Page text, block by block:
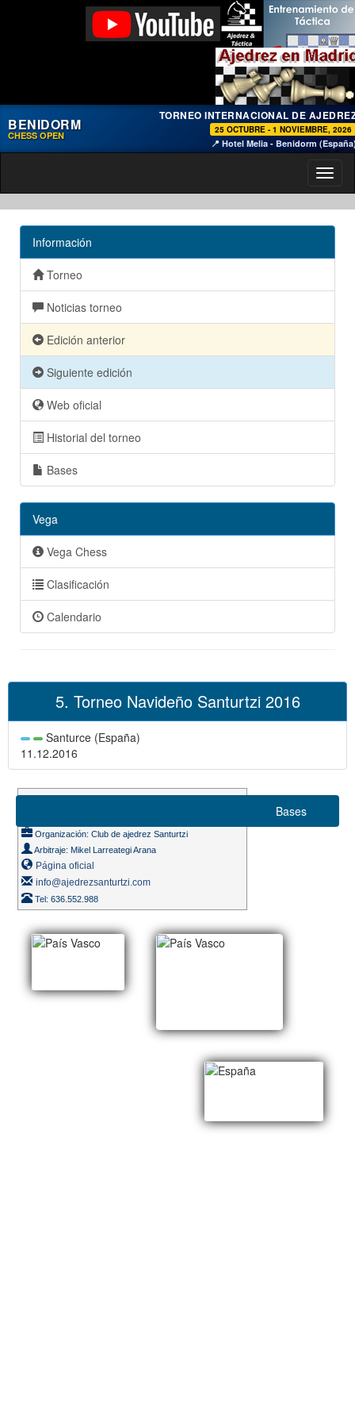
BENIDORM
CHESS OPEN
TORNEO INTERNACIONAL DE
25 OCTUBRE - 1 NOVIEMBRE, 2026
📍 Hotel Melia - Benidorm
Información
Torneo
Noticias torneo
Edición anterior
Siguiente edición
Web oficial
Historial del torneo
Bases
Vega
Vega Chess
Clasificación
Calendario
5. Torneo Navideño Santurtzi 2016
Santurce (España)
11.12.2016
Organización: Club de ajedrez Santurtzi
Arbitraje: Mikel Larreategi Arana
Página oficial
info@ajedrezsanturtzi.com
Tel: 636.552.988
Bases